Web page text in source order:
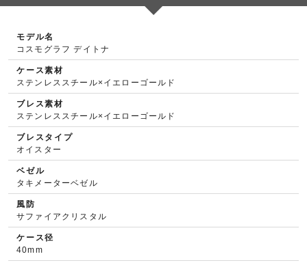
モデル名
コスモグラフ デイトナ
ケース素材
ステンレススチール×イエローゴールド
ブレス素材
ステンレススチール×イエローゴールド
ブレスタイプ
オイスター
ベゼル
タキメーターベゼル
風防
サファイアクリスタル
ケース径
40mm